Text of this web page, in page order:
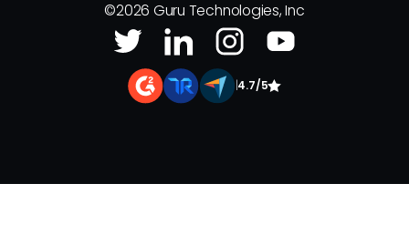
©2026 Guru Technologies, Inc
4.7/5